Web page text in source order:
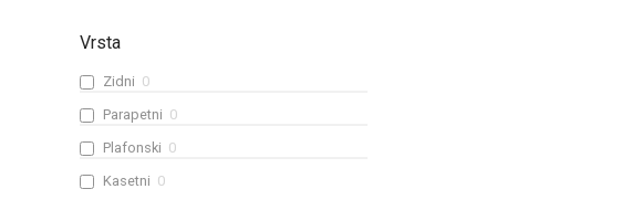
Vrsta
Zidni 0
Parapetni 0
Plafonski 0
Kasetni 0